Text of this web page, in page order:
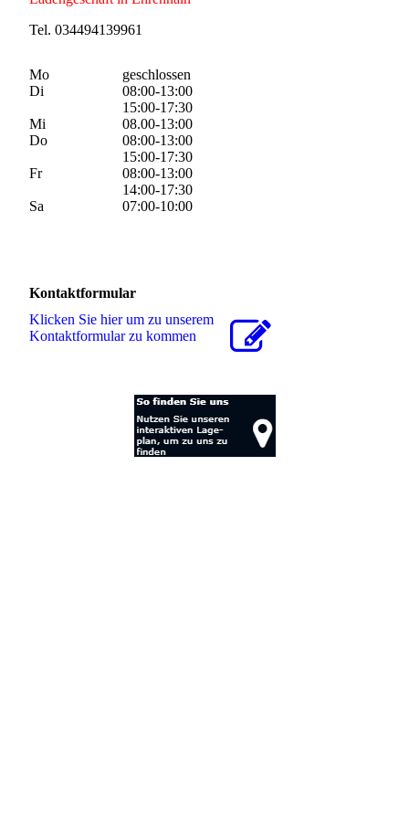
Tel. 034494139961
Mo
Di
Mi
Do
Fr
Sa
geschlossen
08:00-13:00
15:00-17:30
08.00-13:00
08:00-13:00
15:00-17:30
08:00-13:00
14:00-17:30
07:00-10:00
Kontaktformular
Klicken Sie hier um zu unserem
Kon­takt­for­mu­lar zu kommen